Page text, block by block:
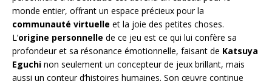
monde entier, offrant un espace précieux pour la
communauté virtuelle et la joie des petites choses.
L’origine personnelle de ce jeu est ce qui lui confère sa
profondeur et sa résonance émotionnelle, faisant de Katsuya
Eguchi non seulement un concepteur de jeux brillant, mais
aussi un conteur d’histoires humaines. Son œuvre continue